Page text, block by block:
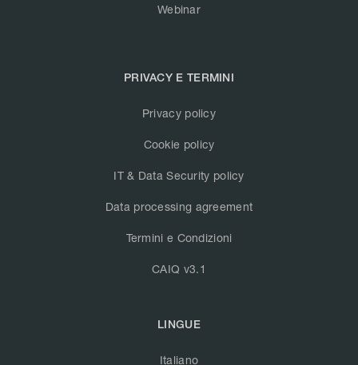
Webinar
PRIVACY E TERMINI
Privacy policy
Cookie policy
IT & Data Security policy
Data processing agreement
Termini e Condizioni
CAIQ v3.1
LINGUE
Italiano